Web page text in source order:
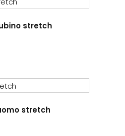
ha
opzioni
scelte
stretch
ha
stretch